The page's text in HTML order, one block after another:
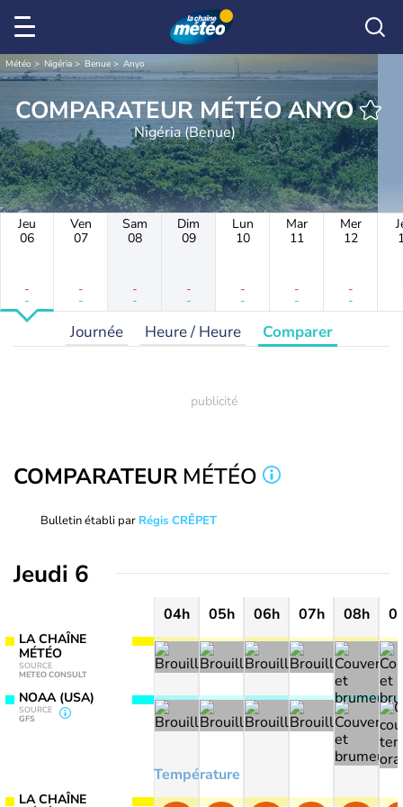
Météo Nigéria Benue Anyo
COMPARATEUR MÉTÉO ANYO
Nigéria (Benue)
Jeu
06
-
-
Ven
07
-
-
Sam
08
-
-
Dim
09
-
-
Lun
10
-
-
Mar
11
-
-
Mer
12
-
-
Journée Heure / Heure Comparer
COMPARATEUR MÉTÉO
Bulletin établi par Régis CRÊPET
Jeudi 6
LA CHAÎNE
MÉTÉO
SOURCE
METEO CONSULT
NOAA (USA)
SOURCE
GFS
LA CHAÎNE
04h 05h 06h 07h 08h
Température